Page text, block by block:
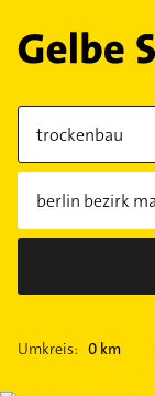
Umkreis: 0 km